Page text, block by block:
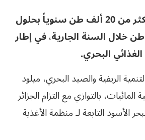
تتجه الجزائر لرفع إنتاجها من أسماك تربية المائيات إلى أكثر من 20 ألف طن سنوياً بحلول
توقعات بإنتاج يتراوح بين 12 و14 ألف طن خلال السنة الجارية، في إطار
البحري.
الريفية والصيد البحري، ميلود
بالتوازي مع التزام الجزائر
الأسود التابعة لـ منظمة الأغذية